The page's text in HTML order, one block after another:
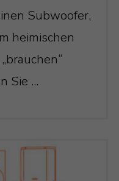
Subwoofer,
heimischen
Sie ...